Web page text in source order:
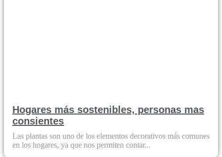
Hogares más sostenibles, personas mas
consientes
Las plantas son uno de los elementos decorativos más comunes
en los hogares, ya que nos permiten contar...